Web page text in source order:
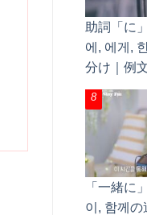
助詞「に
에, 에게,
分け｜例
「一緒に
이, 함께